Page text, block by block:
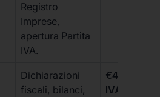
Registro
Imprese,
apertura Partita
IVA.
Dichiarazioni
fiscali, bilanci,
€499 +
IVA/